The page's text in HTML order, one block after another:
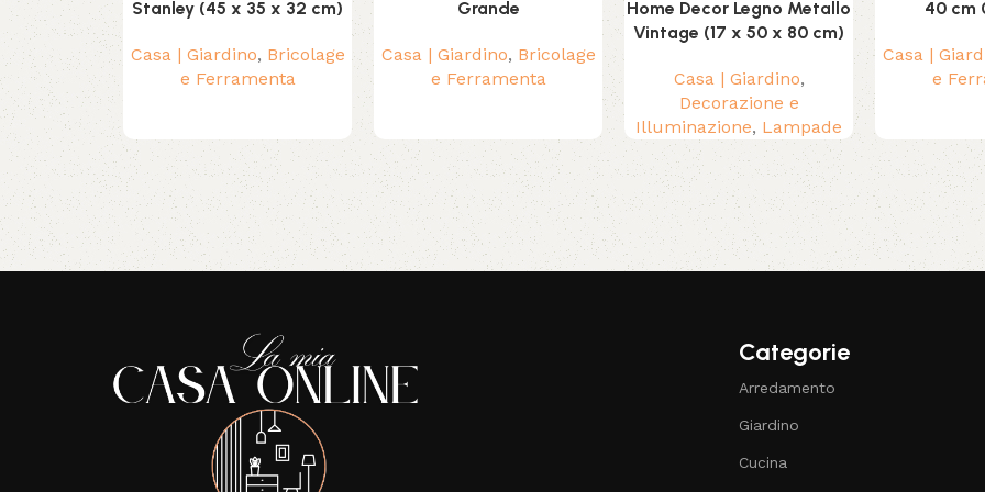
Stanley (45 x 35 x 32 cm)
Casa | Giardino, Bricolage
e Ferramenta
Grande
Casa | Giardino, Bricolage
e Ferramenta
Home Decor Legno Metallo
Vintage (17 x 50 x 80 cm)
Casa | Giardino,
Decorazione e
Illuminazione, Lampade
40 cm
Casa |
e
Read More
Categorie
Arredamento
Giardino
Cucina